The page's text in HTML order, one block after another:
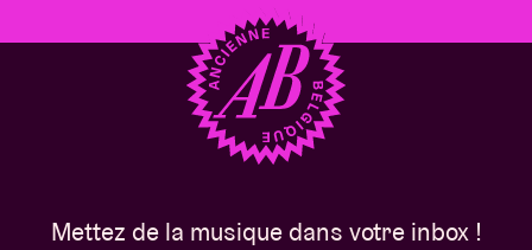
Mettez de la musique dans votre inbox !